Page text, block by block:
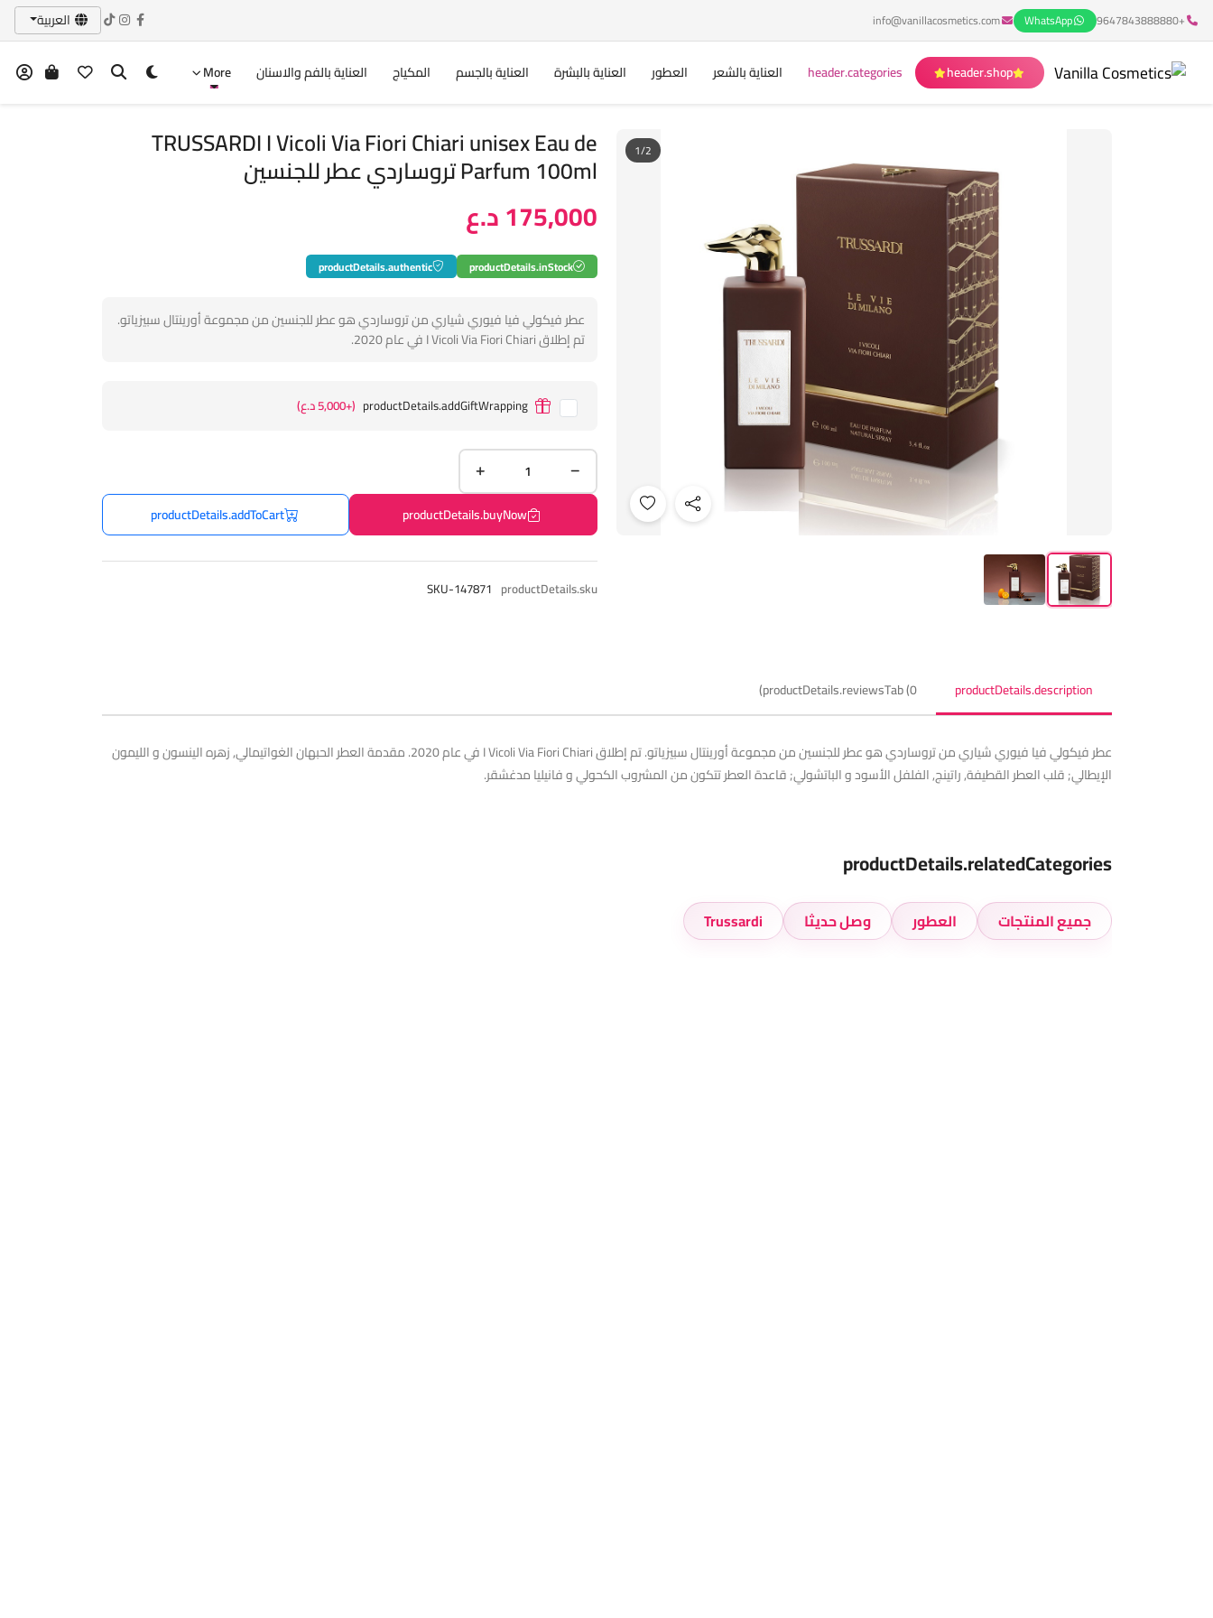
+9647843888880
WhatsApp
info@vanillacosmetics.com العربية
header.shop
header.categories العناية بالشعر العطور العناية بالبشرة العناية بالجسم المكياج العناية بالفم والاسنان More
1/2
TRUSSARDI I Vicoli Via Fiori Chiari unisex Eau de
Parfum 100ml تروساردي عطر للجنسين
175,000 د.ع
productDetails.inStock
productDetails.authentic
عطر فيكولي فيا فيوري شياري من تروساردي هو عطر للجنسين من مجموعة أورينتال سبيزياتو.
تم إطلاق I Vicoli Via Fiori Chiari في عام 2020.
productDetails.addGiftWrapping (+5,000 د.ع)
productDetails.buyNow
productDetails.addToCart
productDetails.sku
SKU-147871
productDetails.description
productDetails.reviewsTab (0)
عطر فيكولي فيا فيوري شياري من تروساردي هو عطر للجنسين من مجموعة أورينتال سبيزياتو. تم إطلاق I Vicoli Via Fiori Chiari في عام 2020. مقدمة العطر الحبهان الغواتيمالي, زهره الينسون و الليمون
الإيطالي; قلب العطر القطيفة, راتينج, الفلفل الأسود و الباتشولي; قاعدة العطر تتكون من المشروب الكحولي و فانيليا مدغشقر.
productDetails.relatedCategories
جميع المنتجات العطور وصل حديثا Trussardi